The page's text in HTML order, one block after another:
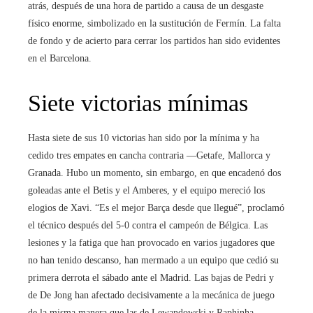
atrás, después de una hora de partido a causa de un desgaste
físico enorme, simbolizado en la sustitución de Fermín. La falta
de fondo y de acierto para cerrar los partidos han sido evidentes
en el Barcelona.
Siete victorias mínimas
Hasta siete de sus 10 victorias han sido por la mínima y ha
cedido tres empates en cancha contraria —Getafe, Mallorca y
Granada. Hubo un momento, sin embargo, en que encadenó dos
goleadas ante el Betis y el Amberes, y el equipo mereció los
elogios de Xavi. “Es el mejor Barça desde que llegué”, proclamó
el técnico después del 5-0 contra el campeón de Bélgica. Las
lesiones y la fatiga que han provocado en varios jugadores que
no han tenido descanso, han mermado a un equipo que cedió su
primera derrota el sábado ante el Madrid. Las bajas de Pedri y
de De Jong han afectado decisivamente a la mecánica de juego